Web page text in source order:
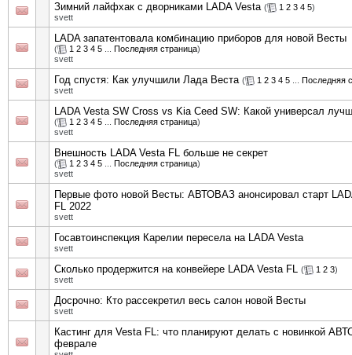
Зимний лайфхак с дворниками LADA Vesta ( 1 2 3 4 5)
svett
LADA запатентовала комбинацию приборов для новой Весты
( 1 2 3 4 5 Последняя страница)
svett
Год спустя: Как улучшили Лада Веста ( 1 2 3 4 5
Последняя
svett
LADA Vesta SW Cross vs Kia Ceed SW: Какой универсал
( 1 2 3 4 5 Последняя страница)
svett
Внешность LADA Vesta FL больше не секрет
( 1 2 3 4 5 Последняя страница)
svett
Первые фото новой Весты: АВТОВАЗ анонсировал старт
FL 2022
svett
Госавтоинспекция Карелии пересела на LADA Vesta
svett
Сколько продержится на конвейере LADA Vesta FL ( 1 2 3)
svett
Досрочно: Кто рассекретил весь салон новой Весты
svett
Кастинг для Vesta FL: что планируют делать с новинкой
феврале